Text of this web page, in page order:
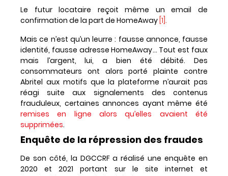
Le futur locataire reçoit même un email de
confirmation de la part de HomeAway [1].
Mais ce n’est qu’un leurre : fausse annonce, fausse
identité, fausse adresse HomeAway… Tout est faux
mais l’argent, lui, a bien été débité. Des
consommateurs ont alors porté plainte contre
Abritel aux motifs que la plateforme n’aurait pas
réagi suite aux signalements des contenus
frauduleux, certaines annonces ayant même été
remises en ligne alors qu’elles avaient été
supprimées.
Enquête de la répression des fraudes
De son côté, la DGCCRF a réalisé une enquête en
2020 et 2021 portant sur le site internet et